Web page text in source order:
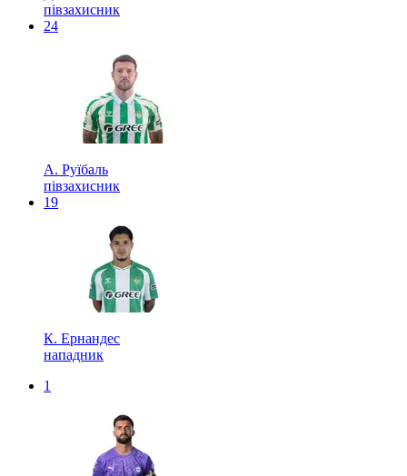
півзахисник
24
А. Руїбаль
півзахисник
19
К. Ернандес
нападник
1